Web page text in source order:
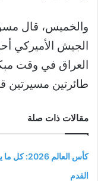
والخميس، قال
الجيش الأميركي
العراق في وقت
طائرتين مسيرتين
مقالات ذات صلة
كأس
القدم